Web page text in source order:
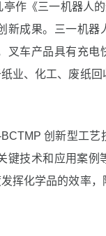
作《三一机器人的
新成果。三一机器
叉车产品具有充电
业、化工、废纸
创新型工艺
键技术和应用案例
挥化学品的效率，